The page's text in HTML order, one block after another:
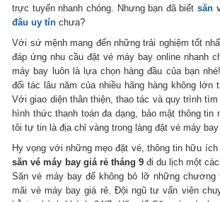
trực tuyến nhanh chóng. Nhưng bạn đã biếtsăn
đâu uy tín chưa?
Với sứ mệnh mang đến những trải nghiệm tốt
đáp ứng nhu cầu đặt vé máy bay online nhanh
máy bay luôn là lựa chọn hàng đầu của bạn
đối tác lâu năm của nhiều hãng hàng không lớn
Với giao diện thân thiện, thao tác và quy trình tìm
hình thức thanh toán đa dạng, bảo mật thông
tôi tự tin là địa chỉ vàng trong làng đặt vé máy bay
Hy vọng với những mẹo đặt vé, thông tin hữu ích
săn vé máy bay giá rẻ tháng 9đi du lịch một
Săn vé máy bay để không bỏ lỡ những chương
mãi vé máy bay giá rẻ. Đội ngũ tư vấn viên